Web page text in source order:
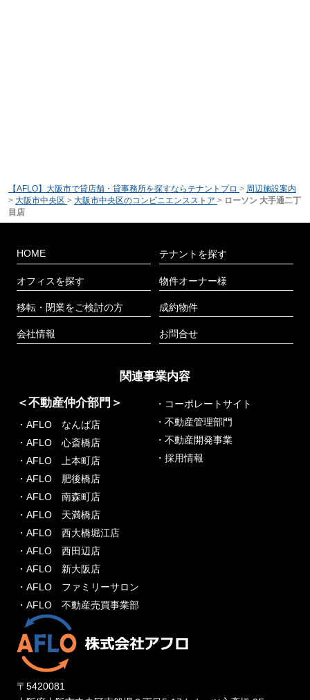
【AFLO】大阪市で貸店舗・貸事務所を探すならテナントプロ > 周辺施設案内
> 大阪市中央区 > 大阪市中央区のコンビニエンスストア > ローソン 大手通二丁
目店
HOME
オフィスを探す
移転・閉業をご検討の方
会社情報
テナントを探す
物件オーナー様
成約物件
お問合せ
関連事業内容
＜不動産仲介部門＞
・AFLO なんば店
・AFLO 心斎橋店
・AFLO 上本町店
・AFLO 肥後橋店
・AFLO 南森町店
・AFLO 天満橋店
・AFLO 西大橋堀江店
・AFLO 西田辺店
・AFLO 新大阪店
・AFLO ファミリーサロン
・AFLO 不動産売買事業部
・コーポレートサイト
・不動産管理部門
・不動産開発事業
・採用情報
〒5420081